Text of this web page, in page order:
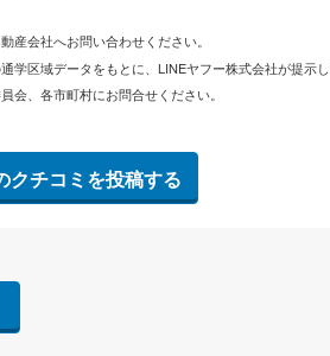
会社へお問い合わせください。
学区域データをもとに、LINEヤフー株式会社が提示し
、各市町村にお問合せください。
クチコミを投稿する